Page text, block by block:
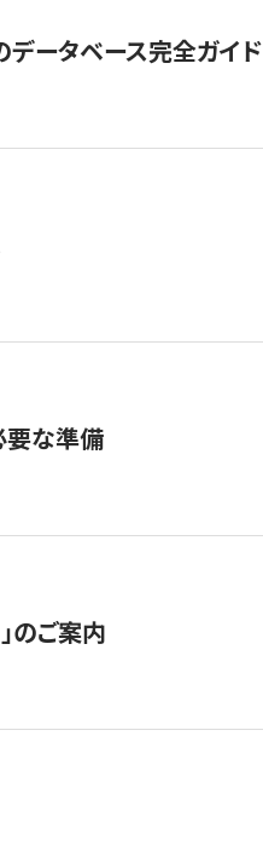
ータベース完全ガイド
要な準備
のご案内